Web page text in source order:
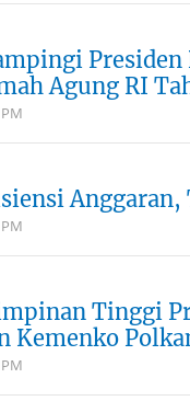
Agung RI
Tinggi
Kemenko